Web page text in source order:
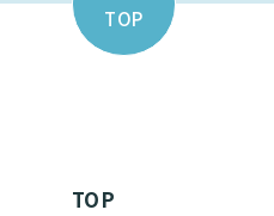
TOP
TOP